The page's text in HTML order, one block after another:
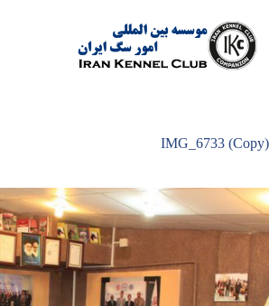
محتوا
IMG_6733 (Copy)